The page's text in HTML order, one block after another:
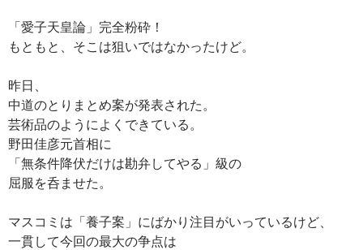
「愛子天皇論」完全粉砕！
もともと、そこは狙いではなかったけど。
昨日、
中道のとりまとめ案が発表された。
芸術品のようによくできている。
野田佳彦元首相に
「無条件降伏だけは勘弁してやる」級の
屈服を呑ませた。
マスコミは「養子案」にばかり注目がいっているけど、
一貫して今回の最大の争点は